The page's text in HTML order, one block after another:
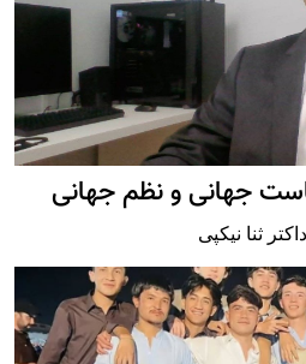
جهانی و نظم جهانی
داکتر ثنا نیکپی